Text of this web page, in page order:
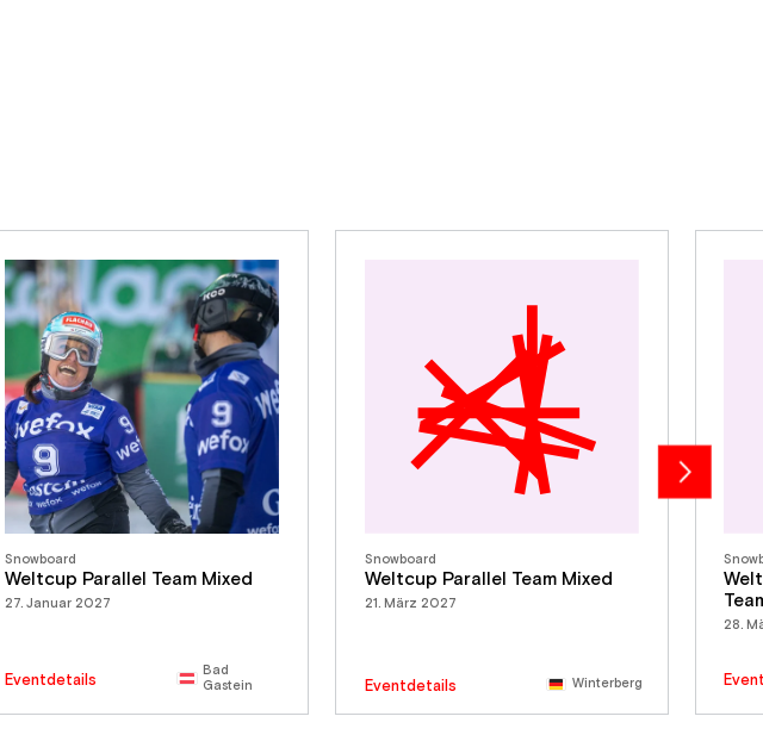
Snowboard
Weltcup Parallel Team Mixed
27. Januar 2027
Eventdetails
Bad
Gastein
Snowboard
Weltcup Parallel Team Mixed
21. März 2027
Eventdetails Winterberg
28.